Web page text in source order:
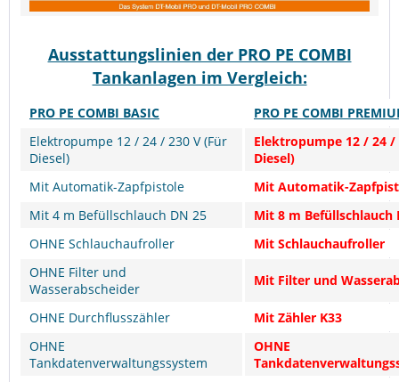
Ausstattungslinien der PRO PE COMBI
Tankanlagen im Vergleich:
PRO PE COMBI BASIC
PRO PE COMBI
Elektropumpe 12 / 24 / 230 V (Für
Diesel)
Elektropumpe 12 / 24 /
Diesel)
Mit Automatik-Zapfpistole
Mit Automatik-
Mit 4 m Befüllschlauch DN 25
Mit 8 m Befüllschlauch
OHNE Schlauchaufroller
Mit Schlauchaufroller
OHNE Filter und
Wasserabscheider
Mit Filter und
OHNE Durchflusszähler
Mit Zähler K33
OHNE
Tankdatenverwaltungssystem
OHNE